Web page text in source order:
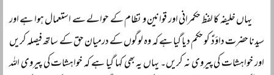
یہاں خلیفہ کا لفظ حکمرانی اور قوانین و نظام کے حوالے سے استعمال ہوا ہے اور
سیدنا حضرت داؤدؑ کو حکم دیا گیا ہے کہ وہ لوگوں کے درمیان حق کے ساتھ فیصلہ کریں
اور خواہشات کی پیروی نہ کریں۔ یہاں یہ بھی کہا گیا ہے کہ خواہشات کی پیروی اللہ